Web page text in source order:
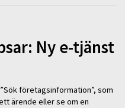
Ny e-tjänst
företagsinformation”, som
ärende eller se om en